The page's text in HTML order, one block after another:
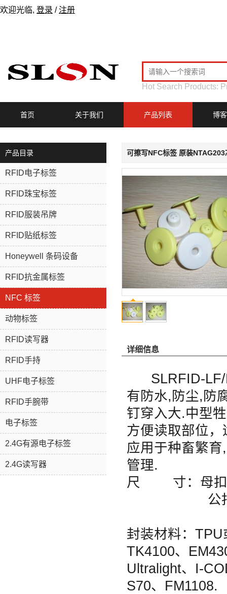
欢迎光临, 登录 / 注册
Hot Search Products:
首页 关于我们 产品列表 博客
产品目录
RFID电子标签
RFID珠宝标签
RFID服装吊牌
RFID贴纸标签
Honeywell 条码设备
RFID抗金属标签
NFC 标签
动物标签
RFID读写器
RFID手持
UHF电子标签
RFID手腕带
电子标签
2.4G有源电子标签
2.4G读写器
可擦写NFC标签 原装
详细信息
SLRFID-LF/
有防水,防尘,防
钉穿入大.中型
方便读取部位
应用于种畜繁
管理.
尺 寸：母扣
公扣：28
封装材料：
TK4100、
Ultralight、I-
S70、FM1108.